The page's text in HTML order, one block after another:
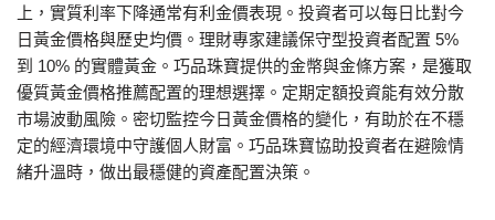
上，實質利率下降通常有利金價表現。投資者可以每日比對今
日黃金價格與歷史均價。理財專家建議保守型投資者配置 5%
到 10% 的實體黃金。巧品珠寶提供的金幣與金條方案，是獲取
優質黃金價格推薦配置的理想選擇。定期定額投資能有效分散
市場波動風險。密切監控今日黃金價格的變化，有助於在不穩
定的經濟環境中守護個人財富。巧品珠寶協助投資者在避險情
緒升溫時，做出最穩健的資產配置決策。